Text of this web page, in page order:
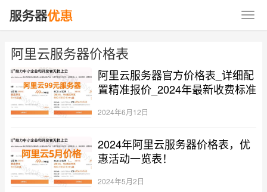
阿里云服务器价格表
阿里云服务器官方价格表_详细配
置精准报价_2024年最新收费标准
2024年6月12日
2024年阿里云服务器价格表，优
惠活动一览表！
2024年5月2日